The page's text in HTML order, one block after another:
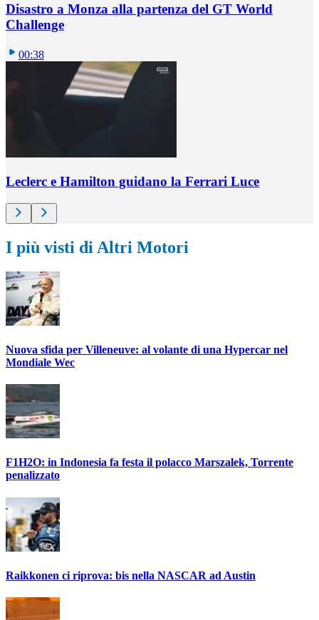
Disastro a Monza alla partenza del GT World
Challenge
00:38
Leclerc e Hamilton guidano la Ferrari Luce
I più visti di Altri Motori
Nuova sfida per Villeneuve: al volante di una Hypercar nel
Mondiale Wec
F1H2O: in Indonesia fa festa il polacco Marszalek, Torrente
penalizzato
Raikkonen ci riprova: bis nella NASCAR ad Austin